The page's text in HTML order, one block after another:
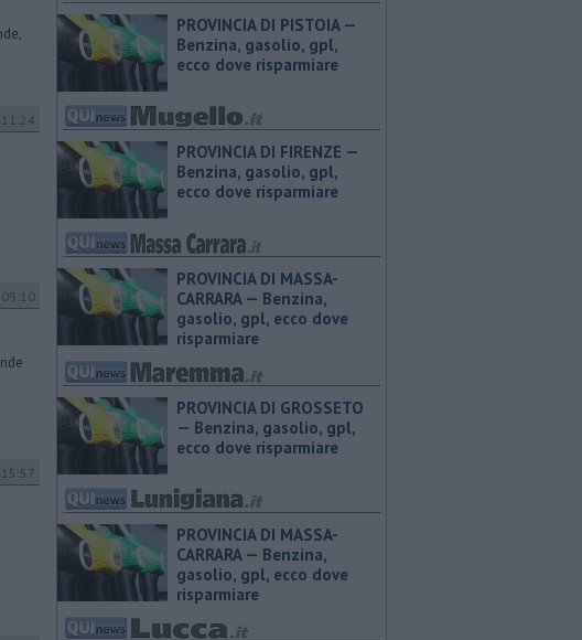
PROVINCIA DI PISTOIA — ​
Benzina, gasolio, gpl,
ecco dove risparmiare
PROVINCIA DI FIRENZE — ​
Benzina, gasolio, gpl,
ecco dove risparmiare
PROVINCIA DI MASSA-
CARRARA — ​Benzina,
gasolio, gpl, ecco dove
risparmiare
PROVINCIA DI GROSSETO
— ​Benzina, gasolio, gpl,
ecco dove risparmiare
PROVINCIA DI MASSA-
CARRARA — ​Benzina,
gasolio, gpl, ecco dove
risparmiare